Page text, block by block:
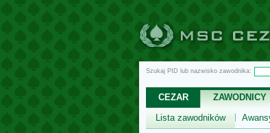
Szukaj PID lub nazwisko zawodnika:
CEZAR ZAWODNICY
Lista zawodników